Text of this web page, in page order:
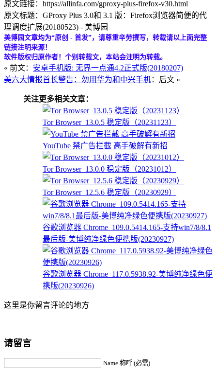
原文链接：https://allinfa.com/gproxy-plus-firefox-v30.html
原文标题：GProxy Plus 3.0和 3.1 版：Firefox浏览器简便的代
理调度扩展(20180523) - 美博园
美博园文章均为“原创 - 首发”，请尊重辛劳撰写，转载请以上面完整
链接注明来源！
软件版权归原作者！个别转载文，本站会注明为转载。
« 前文： 安卓手机版: 无界一点通4.2正式版(20180207)
美六大情报首长警告：勿用华为和中兴手机：后文 »
关注更多相关文章：
Tor Browser_13.0.5 稳定版（20231123）
YouTube 禁广告拦截 高手破解有新招
Tor Browser_13.0.0 稳定版（20231012）
Tor Browser_12.5.6 稳定版（20230929）
谷歌浏览器 Chrome_109.0.5414.165-支持win7/8/8.1
最后版-美博纯净绿色便携版(20230927)
谷歌浏览器 Chrome_117.0.5938.92-美博纯净绿色便
携版(20230926)
这里是你留言评论的地方
请留言
Name 称呼 (必需)